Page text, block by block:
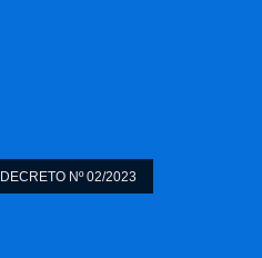
DECRETO Nº 02/2023